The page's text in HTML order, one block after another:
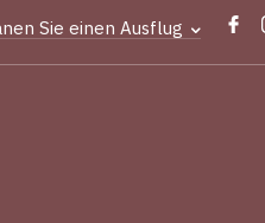
Sie einen Ausflug